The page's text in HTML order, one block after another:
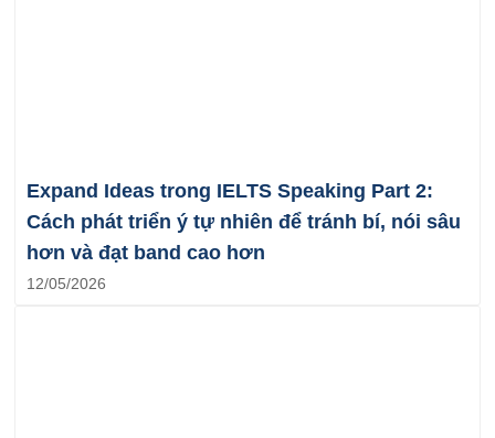
Expand Ideas trong IELTS Speaking Part 2:
Cách phát triển ý tự nhiên để tránh bí, nói sâu
hơn và đạt band cao hơn
12/05/2026